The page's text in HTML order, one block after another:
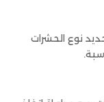
نوع الحشرات